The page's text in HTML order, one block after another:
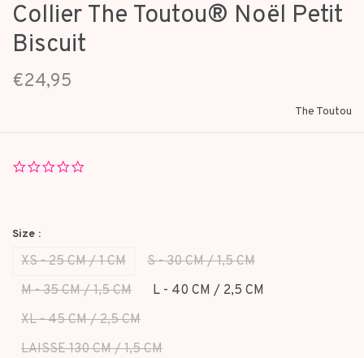
Collier The Toutou® Noël Petit
Biscuit
€24,95
The Toutou
Size :
XS - 25 CM / 1 CM
S - 30 CM / 1,5 CM
M - 35 CM / 1,5 CM
L - 40 CM / 2,5 CM
XL - 45 CM / 2,5 CM
LAISSE 130 CM / 1,5 CM